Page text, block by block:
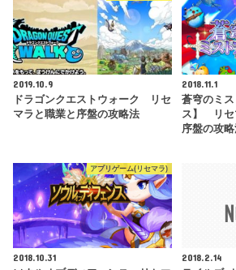
2019.10.9
ドラゴンクエストウォーク リセ
マラと職業と序盤の攻略法
2018.11.1
蒼穹のミ
ス】 リセ
序盤の攻
アプリゲーム(リセマラ)
2018.10.31
2018.2.14